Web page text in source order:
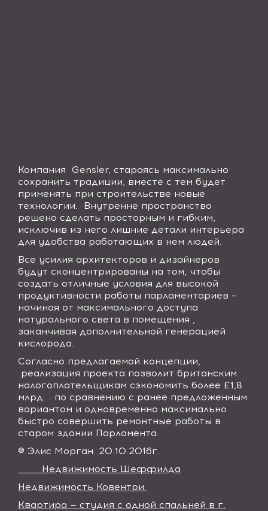
Компания Gensler, стараясь максимально
сохранить традиции, вместе с тем будет
применять при строительстве новые
технологии.
Внутренне пространство
решено сделать просторным и гибким,
исключив из него лишние детали интерьера
для удобства работающих в нем людей.
Все усилия архитекторов и дизайнеров
будут сконцентрированы на том, чтобы
создать отличные условия для высокой
продуктивности работы парламентариев –
начиная от максимального доступа
натурального света в помещения ,
заканчивая дополнительной генерацией
кислорода.
Согласно предлагаемой концепции,
реализация проекта позволит британским
налогоплательщикам сэкономить более £1,8
млрд.
по сравнению с ранее предложенным
вариантом и одновременно максимально
быстро совершить ремонтные работы в
старом здании Парламента.
® Элис Морган. 20.10.2016г.
Недвижимость Шеффилда
Недвижимость Ковентри.
Квартира — студия с одной спальней в г.